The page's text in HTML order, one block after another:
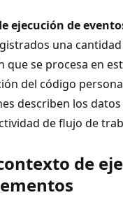
ejecución de
una
que se procesa en
del código
describen los
de flujo de
de